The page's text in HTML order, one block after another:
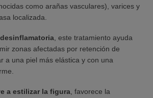
como arañas vasculares), varices y
localizada.
, este tratamiento ayuda
zonas afectadas por retención de
a una piel más elástica y con una
a estilizar la figura , favorece la